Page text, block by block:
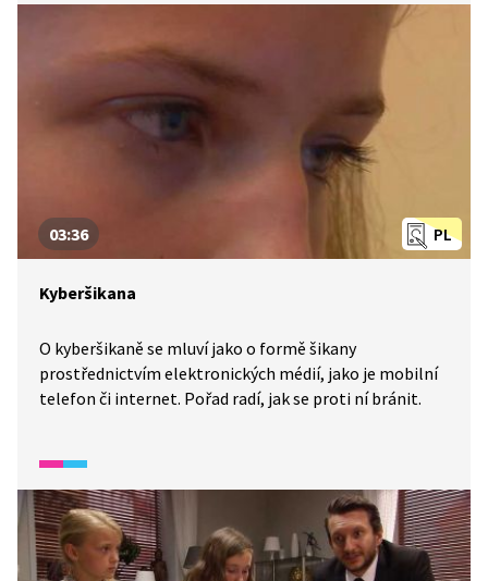
PL
03:36
Kyberšikana
O kyberšikaně se mluví jako o formě šikany
prostřednictvím elektronických médií, jako je mobilní
telefon či internet. Pořad radí, jak se proti ní bránit.